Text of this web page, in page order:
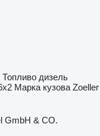
Топливо дизель
Марка кузова Zoeller
GmbH & CO.